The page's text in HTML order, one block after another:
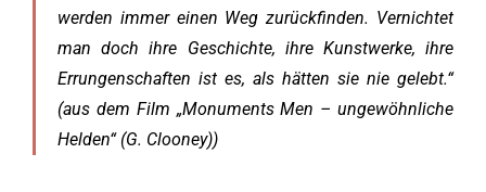
werden immer einen Weg zurückfinden. Vernichtet
man doch ihre Geschichte, ihre Kunstwerke, ihre
Errungenschaften ist es, als hätten sie nie gelebt.“
(aus dem Film „Monuments Men – ungewöhnliche
Helden“ (G. Clooney))